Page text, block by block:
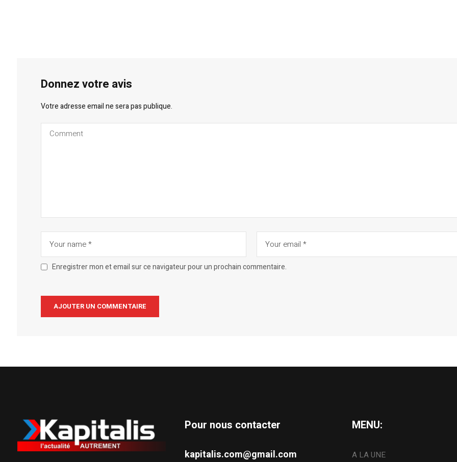
Donnez votre avis
Votre adresse email ne sera pas publique.
Enregistrer mon et email sur ce navigateur pour un prochain commentaire.
Pour nous contacter
kapitalis.com@gmail.com
MENU:
A LA UNE